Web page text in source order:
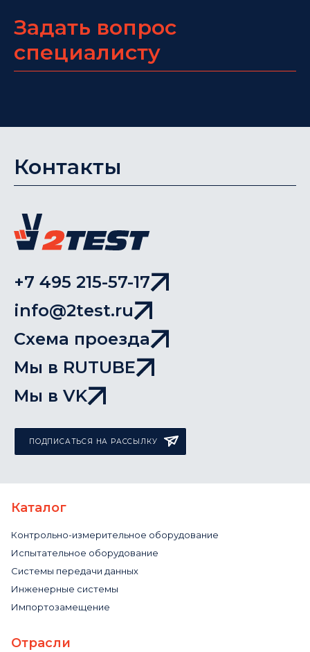
Задать вопрос
специалисту
Контакты
+7 495 215-57-17
info@2test.ru
Схема проезда
Мы в RUTUBE
Мы в VK
ПОДПИСАТЬСЯ НА РАССЫЛКУ
Каталог
Контрольно-измерительное оборудование
Испытательное оборудование
Системы передачи данных
Инженерные системы
Импортозамещение
Отрасли